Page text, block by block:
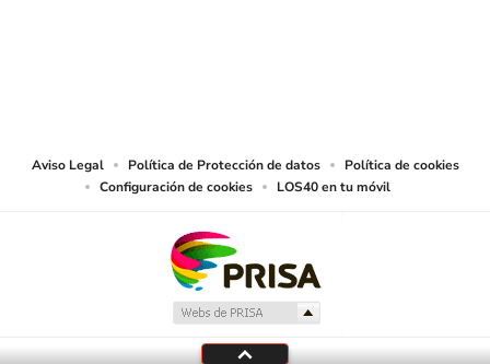
Aviso Legal Política de Protección de datos
Política de cookies
Configuración de cookies
LOS40 en tu móvil